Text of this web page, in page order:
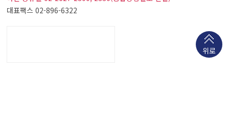
위로
대표팩스 02-896-6322